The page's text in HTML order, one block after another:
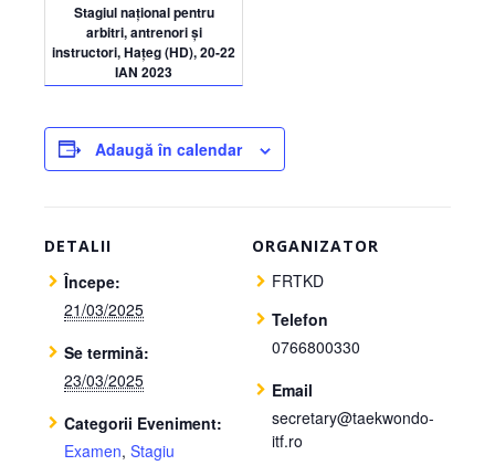
Stagiul național pentru
arbitri, antrenori și
instructori, Hațeg (HD), 20-22
IAN 2023
Adaugă în calendar
DETALII
Începe:
21/03/2025
Se termină:
23/03/2025
Categorii Eveniment:
Examen, Stagiu
ORGANIZATOR
FRTKD
Telefon
0766800330
Email
secretary@taekwondo-
itf.ro